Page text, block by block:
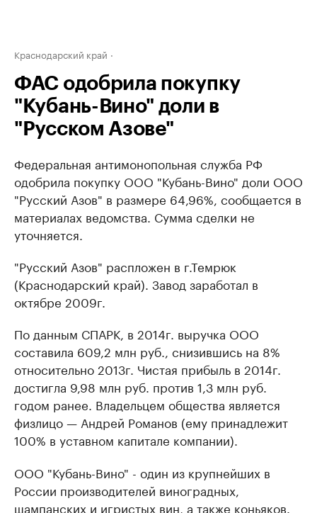
Краснодарский край
ФАС одобрила покупку
"Кубань-Вино" доли в
"Русском Азове"
Федеральная антимонопольная служба РФ
одобрила покупку ООО "Кубань-Вино" доли ООО
"Русский Азов" в размере 64,96%, сообщается в
материалах ведомства. Сумма сделки не
уточняется.
"Русский Азов" распложен в г.Темрюк
(Краснодарский край). Завод заработал в
октябре 2009г.
По данным СПАРК, в 2014г. выручка ООО
составила 609,2 млн руб., снизившись на 8%
относительно 2013г. Чистая прибыль в 2014г.
достигла 9,98 млн руб. против 1,3 млн руб.
годом ранее. Владельцем общества является
физлицо — Андрей Романов (ему принадлежит
100% в уставном капитале компании).
ООО "Кубань-Вино" - один из крупнейших в
России производителей виноградных,
шампанских и игристых вин, а также коньяков.